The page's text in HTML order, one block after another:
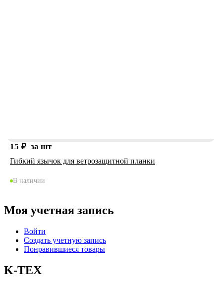
15 ₽ за шт
Гибкий язычок для ветрозащитной планки
В наличии
Моя учетная запись
Войти
Создать учетную запись
Понравившиеся товары
K-TEX